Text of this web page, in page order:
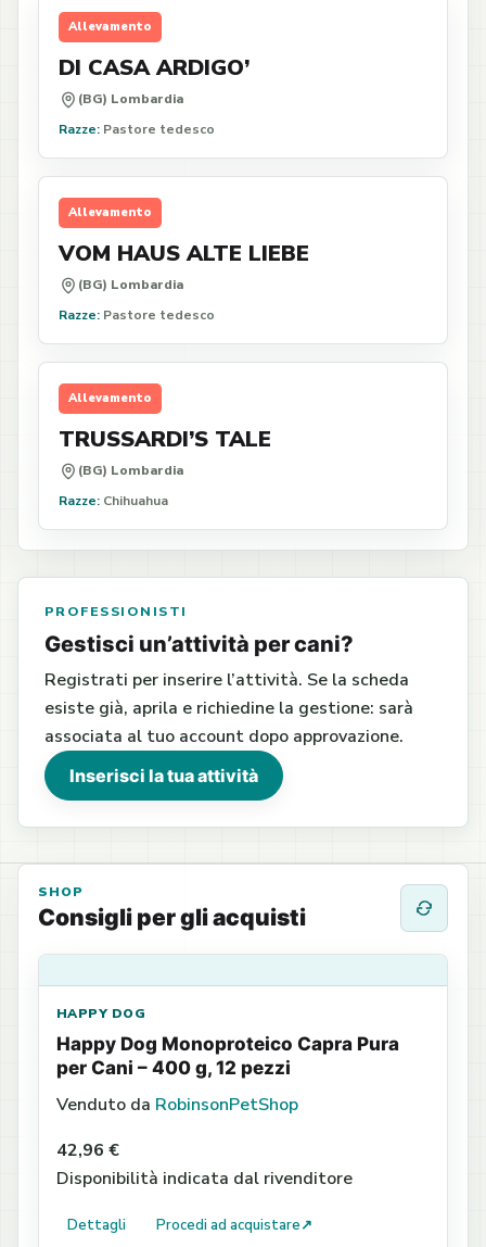
Allevamento
DI CASA ARDIGO’
(BG) Lombardia
Razze: Pastore tedesco
Allevamento
VOM HAUS ALTE LIEBE
(BG) Lombardia
Razze: Pastore tedesco
Allevamento
TRUSSARDI’S TALE
(BG) Lombardia
Razze: Chihuahua
PROFESSIONISTI
Gestisci un’attività per cani?
Registrati per inserire l’attività. Se la scheda
esiste già, aprila e richiedine la gestione: sarà
associata al tuo account dopo approvazione.
Inserisci la tua attività
SHOP
Consigli per gli acquisti
HAPPY DOG
Happy Dog Monoproteico Capra Pura
per Cani – 400 g, 12 pezzi
Venduto da RobinsonPetShop
42,96 €
Disponibilità indicata dal rivenditore
Dettagli Procedi ad acquistare↗